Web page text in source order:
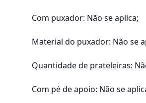
Com puxador: Não se aplica;
Material do puxador: Não se
Quantidade de prateleiras:
Com pé de apoio: Não se